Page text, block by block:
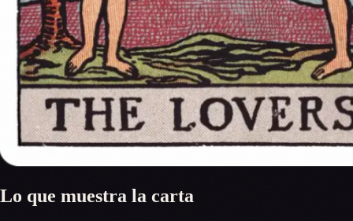
Lo que muestra la carta